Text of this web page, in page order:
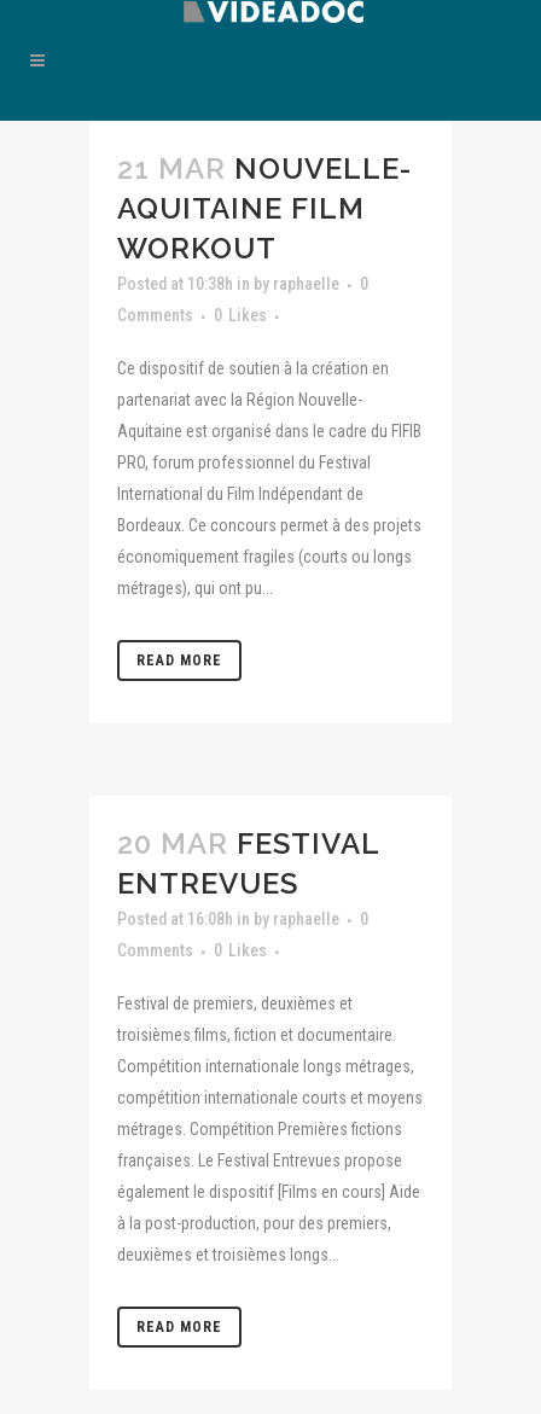
21 MAR NOUVELLE-
AQUITAINE FILM
WORKOUT
Posted at 10:38h in by raphaelle
0
Comments
0 Likes
Ce dispositif de soutien à la création en
partenariat avec la Région Nouvelle-
Aquitaine est organisé dans le cadre du FIFIB
PRO, forum professionnel du Festival
International du Film Indépendant de
Bordeaux. Ce concours permet à des projets
économiquement fragiles (courts ou longs
métrages), qui ont pu...
READ MORE
20 MAR FESTIVAL
ENTREVUES
Posted at 16:08h in by raphaelle
0
Comments
0 Likes
Festival de premiers, deuxièmes et
troisièmes films, fiction et documentaire.
Compétition internationale longs métrages,
compétition internationale courts et moyens
métrages. Compétition Premières fictions
françaises. Le Festival Entrevues propose
également le dispositif [Films en cours] Aide
à la post-production, pour des premiers,
deuxièmes et troisièmes longs...
READ MORE